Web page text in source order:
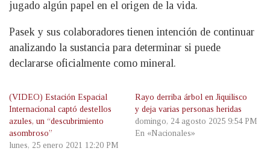
jugado algún papel en el origen de la vida.
Pasek y sus colaboradores tienen intención de continuar
analizando la sustancia para determinar si puede
declararse oficialmente como mineral.
(VIDEO) Estación Espacial
Internacional captó destellos
azules, un “descubrimiento
asombroso”
lunes, 25 enero 2021 12:20 PM
Rayo derriba árbol en Jiquilisco
y deja varias personas heridas
domingo, 24 agosto 2025 9:54 PM
En «Nacionales»